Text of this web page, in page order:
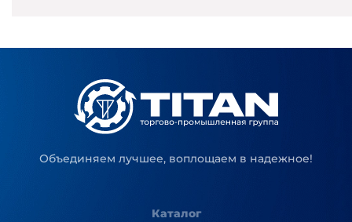
Объединяем лучшее, воплощаем в надежное!
Каталог